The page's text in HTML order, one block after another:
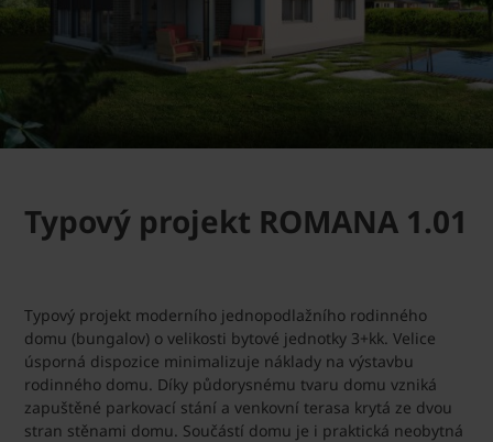
Typový projekt ROMANA 1.01
Typový projekt moderního jednopodlažního rodinného
domu (bungalov) o velikosti bytové jednotky 3+kk. Velice
úsporná dispozice minimalizuje náklady na výstavbu
rodinného domu. Díky půdorysnému tvaru domu vzniká
zapuštěné parkovací stání a venkovní terasa krytá ze dvou
stran stěnami domu. Součástí domu je i praktická neobytná